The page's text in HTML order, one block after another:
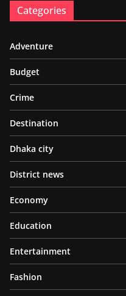
Categories
Adventure
Budget
Crime
Destination
Dhaka city
District news
Economy
Education
Entertainment
Fashion